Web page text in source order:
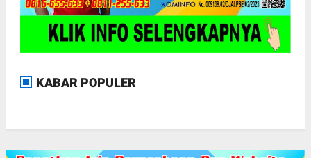
KABAR POPULER